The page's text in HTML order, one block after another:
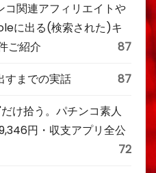
コ関連アフィリエイトや
に出る(検索された)キ
ご紹介
87
すまでの実話 87
け拾う。パチンコ素人
円・収支アプリ全公
72